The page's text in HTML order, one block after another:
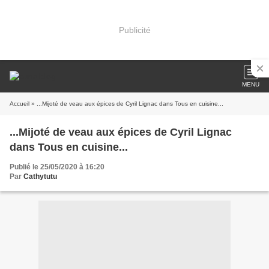
Publicité
MENU
Accueil » ...Mijoté de veau aux épices de Cyril Lignac dans Tous en cuisine...
...Mijoté de veau aux épices de Cyril Lignac
dans Tous en cuisine...
Publié le 25/05/2020 à 16:20
Par Cathytutu